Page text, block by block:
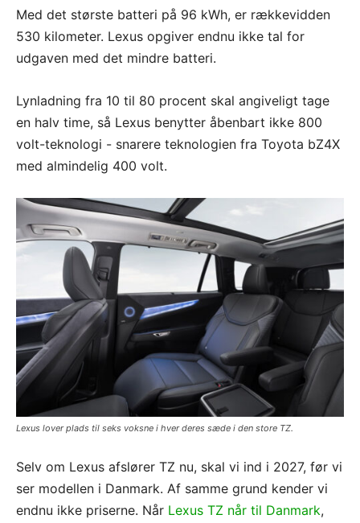
Med det største batteri på 96 kWh, er rækkevidden
530 kilometer. Lexus opgiver endnu ikke tal for
udgaven med det mindre batteri.
Lynladning fra 10 til 80 procent skal angiveligt tage
en halv time, så Lexus benytter åbenbart ikke 800
volt-teknologi - snarere teknologien fra Toyota bZ4X
med almindelig 400 volt.
Lexus lover plads til seks voksne i hver deres sæde i den store TZ.
Selv om Lexus afslører TZ nu, skal vi ind i 2027, før vi
ser modellen i Danmark. Af samme grund kender vi
endnu ikke priserne. Når Lexus TZ når til Danmark,